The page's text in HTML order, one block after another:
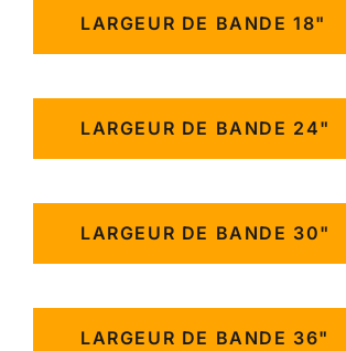
LARGEUR DE BANDE 18"
LARGEUR DE BANDE 24"
LARGEUR DE BANDE 30"
LARGEUR DE BANDE 36"